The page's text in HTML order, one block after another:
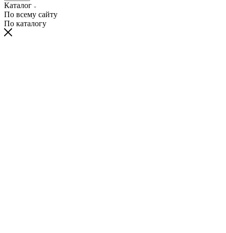
Каталог
По всему сайту
По каталогу